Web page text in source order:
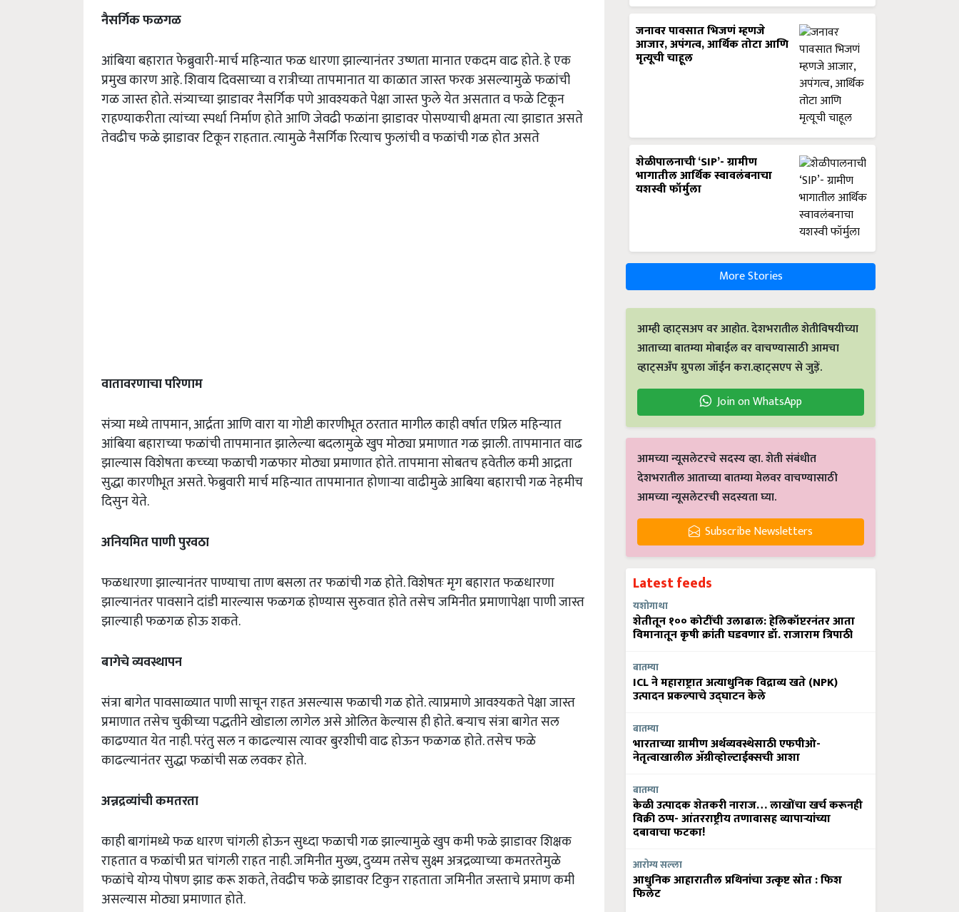
नैसर्गिक फळगळ
आंबिया बहारात फेब्रुवारी-मार्च महिन्यात फळ धारणा झाल्यानंतर उष्णता मानात एकदम वाढ होते. हे एक
प्रमुख कारण आहे. शिवाय दिवसाच्या व रात्रीच्या तापमानात या काळात जास्त फरक असल्यामुळे फळांची
गळ जास्त होते. संत्र्याच्या झाडावर नैसर्गिक पणे आवश्यकते पेक्षा जास्त फुले येत असतात व फळे टिकून
राहण्याकरीता त्यांच्या स्पर्धा निर्माण होते आणि जेवढी फळांना झाडावर पोसण्याची क्षमता त्या झाडात असते
तेवढीच फळे झाडावर टिकून राहतात. त्यामुळे नैसर्गिक रित्याच फुलांची व फळांची गळ होत असते
वातावरणाचा परिणाम
संत्र्या मध्ये तापमान, आर्द्रता आणि वारा या गोष्टी कारणीभूत ठरतात मागील काही वर्षात एप्रिल महिन्यात
आंबिया बहाराच्या फळांची तापमानात झालेल्या बदलामुळे खुप मोठ्या प्रमाणात गळ झाली. तापमानात वाढ
झाल्यास विशेषता कच्च्या फळाची गळफार मोठ्या प्रमाणात होते. तापमाना सोबतच हवेतील कमी आद्रता
सुद्धा कारणीभूत असते. फेब्रुवारी मार्च महिन्यात तापमानात होणाऱ्या वाढीमुळे आबिया बहाराची गळ नेहमीच
दिसुन येते.
अनियमित पाणी पुरवठा
फळधारणा झाल्यानंतर पाण्याचा ताण बसला तर फळांची गळ होते. विशेषतः मृग बहारात फळधारणा
झाल्यानंतर पावसाने दांडी मारल्यास फळगळ होण्यास सुरुवात होते तसेच जमिनीत प्रमाणापेक्षा पाणी जास्त
झाल्याही फळगळ होऊ शकते.
बागेचे व्यवस्थापन
संत्रा बागेत पावसाळ्यात पाणी साचून राहत असल्यास फळाची गळ होते. त्याप्रमाणे आवश्यकते पेक्षा जास्त
प्रमाणात तसेच चुकीच्या पद्धतीने खोडाला लागेल असे ओलित केल्यास ही होते. बऱ्याच संत्रा बागेत सल
काढण्यात येत नाही. परंतु सल न काढल्यास त्यावर बुरशीची वाढ होऊन फळगळ होते. तसेच फळे
काढल्यानंतर सुद्धा फळांची सळ लवकर होते.
अन्नद्रव्यांची कमतरता
काही बागांमध्ये फळ धारण चांगली होऊन सुध्दा फळाची गळ झाल्यामुळे खुप कमी फळे झाडावर शिक्षक
राहतात व फळांची प्रत चांगली राहत नाही. जमिनीत मुख्य, दुय्यम तसेच सुक्ष्म अत्रद्रव्याच्या कमतरतेमुळे
फळांचे योग्य पोषण झाड करू शकते, तेवढीच फळे झाडावर टिकुन राहताता जमिनीत जस्ताचे प्रमाण कमी
असल्यास मोठ्या प्रमाणात होते.
जनावर पावसात भिजणं म्हणजे
आजार, अपंगत्व, आर्थिक तोटा आणि
मृत्यूची चाहूल
शेळीपालनाची ‘SIP’- ग्रामीण
भागातील आर्थिक स्वावलंबनाचा
यशस्वी फॉर्मुला
More Stories
आम्ही व्हाट्सअप वर आहोत. देशभरातील शेतीविषयीच्या
आताच्या बातम्या मोबाईल वर वाचण्यासाठी आमचा
व्हाट्सअँप ग्रुपला जॉईन करा.व्हाट्सएप से जुड़ें.
Join on WhatsApp
आमच्या न्यूसलेटरचे सदस्य व्हा. शेती संबंधीत
देशभरातील आताच्या बातम्या मेलवर वाचण्यासाठी
आमच्या न्यूसलेटरची सदस्यता घ्या.
Subscribe Newsletters
Latest feeds
यशोगाथा
शेतीतून १०० कोटींची उलाढाल: हेलिकॉप्टरनंतर आता
विमानातून कृषी क्रांती घडवणार डॉ. राजाराम त्रिपाठी
बातम्या
ICL ने महाराष्ट्रात अत्याधुनिक विद्राव्य खते (NPK)
उत्पादन प्रकल्पाचे उद्घाटन केले
बातम्या
भारताच्या ग्रामीण अर्थव्यवस्थेसाठी एफपीओ-
नेतृत्वाखालील अ‍ॅग्रीव्होल्टाईक्सची आशा
बातम्या
केळी उत्पादक शेतकरी नाराज… लाखोंचा खर्च करूनही
विक्री ठप्प- आंतरराष्ट्रीय तणावासह व्यापाऱ्यांच्या
दबावाचा फटका!
आरोग्य सल्ला
आधुनिक आहारातील प्रथिनांचा उत्कृष्ट स्रोत : फिश
फिलेट